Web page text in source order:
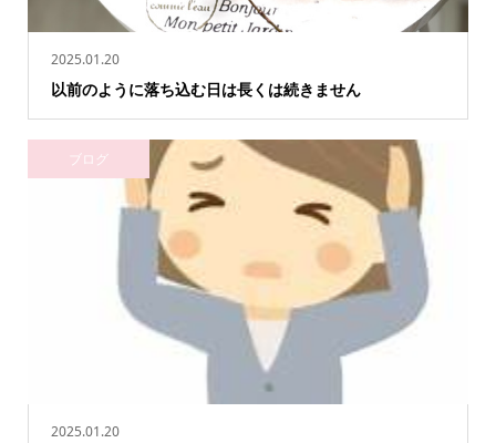
2025.01.20
以前のように落ち込む日は長くは続きません
2025.01.20
ブログ